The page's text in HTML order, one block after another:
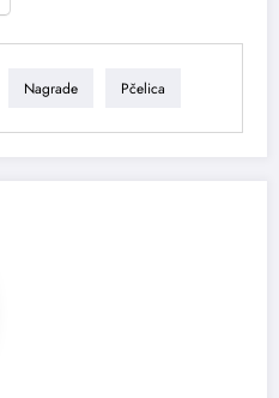
Nagrade Pčelica